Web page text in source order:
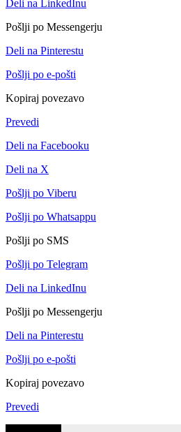
Deli na LinkedInu
Pošlji po Messengerju
Deli na Pinterestu
Pošlji po e-pošti
Kopiraj povezavo
Prevedi
Deli na Facebooku
Deli na X
Pošlji po Viberu
Pošlji po Whatsappu
Pošlji po SMS
Pošlji po Telegram
Deli na LinkedInu
Pošlji po Messengerju
Deli na Pinterestu
Pošlji po e-pošti
Kopiraj povezavo
Prevedi